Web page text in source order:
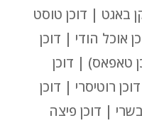
באגט | דוכן טוסט
אוכל הודי | דוכן
טאפאס) | דוכן
רוטיסרי | דוכן
| דוכן פיצה